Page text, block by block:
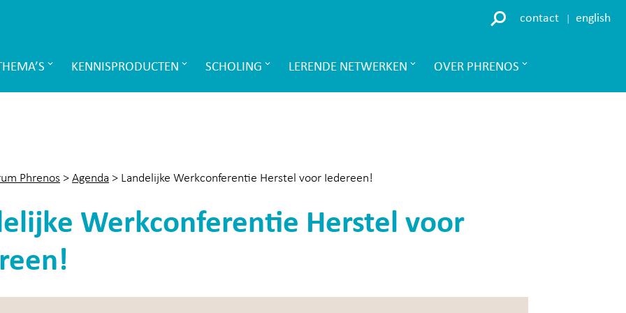
contact english
KENNISPRODUCTEN SCHOLING LERENDE NETWERKEN OVER PHRENOS
Phrenos > Agenda > Landelijke Werkconferentie Herstel voor Iedereen!
Werkconferentie Herstel voor